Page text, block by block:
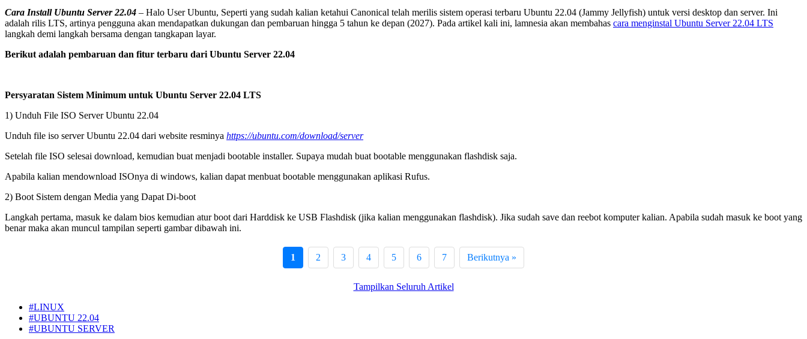
Cara Install Ubuntu Server 22.04 – Halo User Ubuntu, Seperti yang sudah kalian ketahui Canonical telah merilis sistem operasi terbaru Ubuntu 22.04 (Jammy Jellyfish) untuk versi desktop dan server. Ini
adalah rilis LTS, artinya pengguna akan mendapatkan dukungan dan pembaruan hingga 5 tahun ke depan (2027). Pada artikel kali ini, lamnesia akan membahas cara menginstal Ubuntu Server 22.04 LTS
langkah demi langkah bersama dengan tangkapan layar.
Berikut adalah pembaruan dan fitur terbaru dari Ubuntu Server 22.04
Persyaratan Sistem Minimum untuk Ubuntu Server 22.04 LTS
1) Unduh File ISO Server Ubuntu 22.04
Unduh file iso server Ubuntu 22.04 dari website resminya https://ubuntu.com/download/server
Setelah file ISO selesai download, kemudian buat menjadi bootable installer. Supaya mudah buat bootable menggunakan flashdisk saja.
Apabila kalian mendownload ISOnya di windows, kalian dapat menbuat bootable menggunakan aplikasi Rufus.
2) Boot Sistem dengan Media yang Dapat Di-boot
Langkah pertama, masuk ke dalam bios kemudian atur boot dari Harddisk ke USB Flashdisk (jika kalian menggunakan flashdisk). Jika sudah save dan reebot komputer kalian. Apabila sudah masuk ke boot yang
benar maka akan muncul tampilan seperti gambar dibawah ini.
1 2 3 4 5 6 7 Berikutnya »
Tampilkan Seluruh Artikel
#LINUX
#UBUNTU 22.04
#UBUNTU SERVER